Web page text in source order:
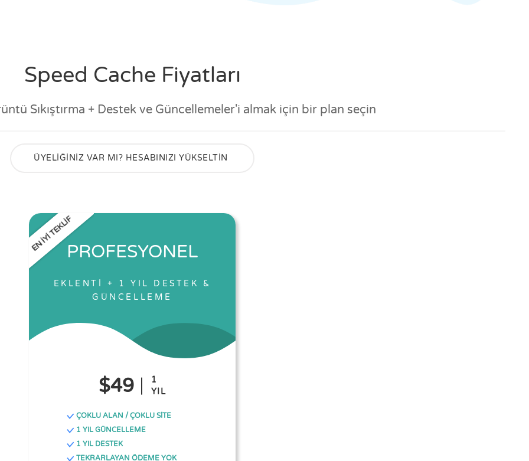
Speed Cache Fiyatları
Sıkıştırma + Destek ve Güncellemeler'i almak için bir plan seçin
ÜYELİĞİNİZ VAR MI? HESABINIZI YÜKSELTİN
EN İYİ TEKLİFPROFESYONEL
EKLENTİ + 1 YIL DESTEK &
GÜNCELLEME
$49
1
YIL
ÇOKLU ALAN / ÇOKLU SİTE
1 YIL GÜNCELLEME
1 YIL DESTEK
TEKRARLAYAN ÖDEME YOK